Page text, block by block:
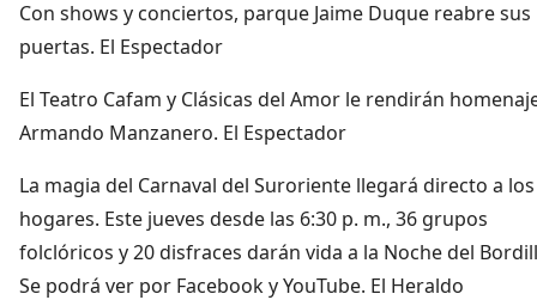
Con shows y conciertos, parque Jaime Duque reabre sus
puertas. El Espectador
El Teatro Cafam y Clásicas del Amor le rendirán
Armando Manzanero. El Espectador
La magia del Carnaval del Suroriente llegará directo a los
hogares. Este jueves desde las 6:30 p. m., 36 grupos
folclóricos y 20 disfraces darán vida a la Noche del
Se podrá ver por Facebook y YouTube. El Heraldo